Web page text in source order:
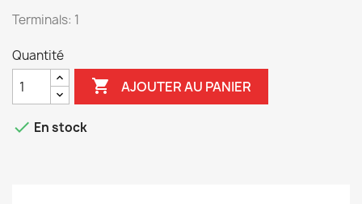
Terminals: 1
Quantité
 AJOUTER AU PANIER
 En stock